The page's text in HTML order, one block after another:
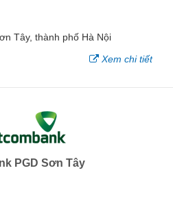
Tây, thành phố Hà Nội
Xem chi tiết
PGD Sơn Tây